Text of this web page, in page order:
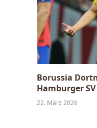
Borussia
Hamburger
22. März 2026